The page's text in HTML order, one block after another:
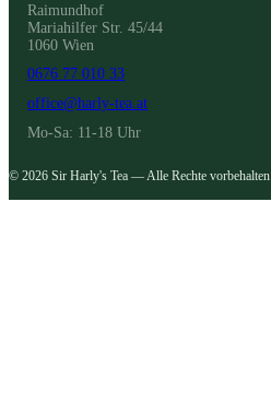
Raimundhof
Mariahilfer Str. 45/44
1060 Wien
0676 77 010 33
office@harly-tea.at
Mo-Sa: 11-18 Uhr
© 2026 Sir Harly's Tea — Alle Rechte vorbehalten